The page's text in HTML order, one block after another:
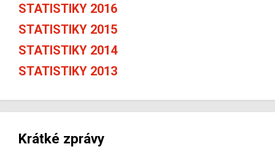
STATISTIKY 2016
STATISTIKY 2015
STATISTIKY 2014
STATISTIKY 2013
Krátké zprávy